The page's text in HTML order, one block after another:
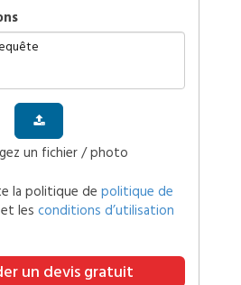
un fichier / photo
la politique de politique de
et les conditions d’utilisation
un devis gratuit